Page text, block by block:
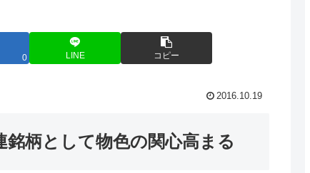
0 LINE コピー
2016.10.19
柄として物色の関心高まる